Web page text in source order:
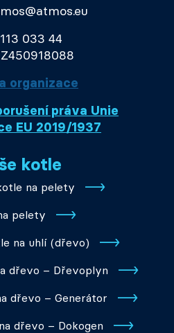
033 44
organizace
práva Unie
EU 2019/1937
kotle
na pelety
pelety
na uhlí (dřevo)
dřevo – Dřevoplyn
dřevo – Generátor
dřevo – Dokogen